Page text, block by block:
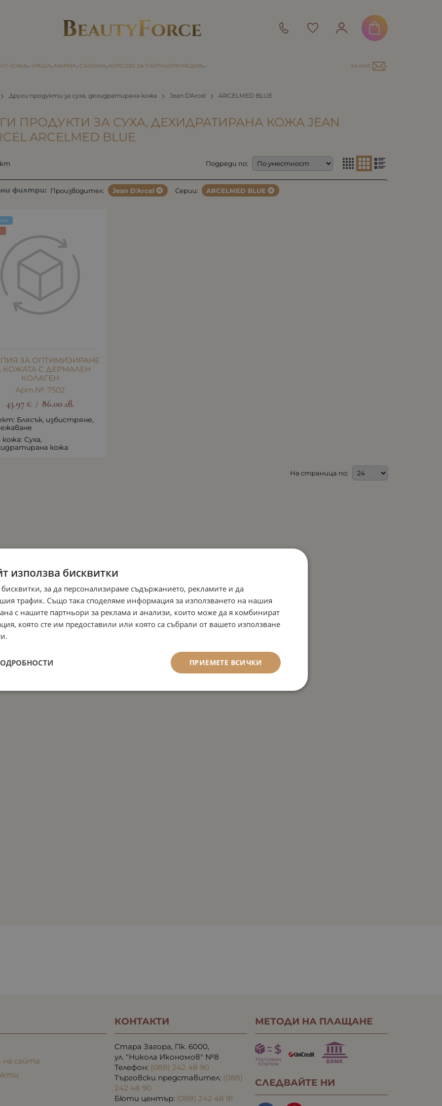
КОЖА УРЕДИ МАРКИ САЛОНИ КУРСОВЕ ЗА ПАРТНЬОРИ МЕДИЯ ЗА НАС
Други продукти за суха, дехидратирана кожа Jean D'Arcel ARCELMED BLUE
ПРОДУКТИ ЗА СУХА, ДЕХИДРАТИРАНА КОЖА JEAN
ARCELMED BLUE
Подреди по:
филтри: Производител: Jean D'Arcel Серии: ARCELMED BLUE
ЗА ОПТИМИЗИРАНЕ
КОЖАТА С ДЕРМАЛЕН
КОЛАГЕН
Арт.№: 7502
43.97 € / 86.00лв.
Блясък, избистряне,
кожа: Суха,
кожа
На страница по:
на сайта
КОНТАКТИ
Стара Загора, Пк. 6000,
ул. "Никола Икономов" №8
Телефон: (088) 242 48 90
Търговски представител: (088)
242 48 90
Бюти център: (088) 242 48 91
МЕТОДИ НА ПЛАЩАНЕ
СЛЕДВАЙТЕ НИ
използва бисквитки
за да персонализираме съдържанието, рекламите и да
трафик. Също така споделяме информация за използването на нашия
с нашите партньори за реклама и анализи, които може да я комбинират
която сте им предоставили или която са събрали от вашето използване
ПРИЕМЕТЕ ВСИЧКИ